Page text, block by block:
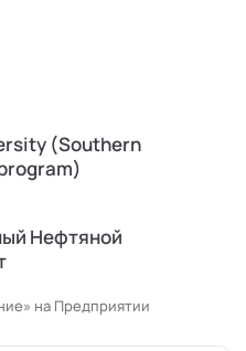
Нефтяной
на Предприятии
(Southern